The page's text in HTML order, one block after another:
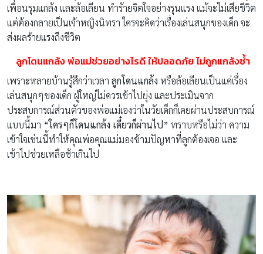
เพื่อนรุมแกล้ง และล้อเลียน ทำร้ายจิตใจอย่างรุนแรง แม้จะไม่เสียชีวิต
แต่ต้องกลายเป็นเจ้าหญิงนิทรา ใครจะคิดว่าเรื่องเล่นสนุกของเด็ก จะ
ส่งผลร้ายแรงถึงชีวิต
ลูกโดนแกล้ง พ่อแม่ช่วยอย่างไรดี ให้ปลอดภัย ไม่ถูกแกล้งซ้ำ
เพราะหลายบ้านรู้สึกว่าเวลา ลูกโดนแกล้ง หรือล้อเลียนเป็นแค่เรื่อง
เล่นสนุกๆของเด็ก ผู้ใหญ่ไม่ควรเข้าไปยุ่ง และประเมินจาก
ประสบการณ์ส่วนตัวของพ่อแม่เองว่าในวัยเด็กก็เคยผ่านประสบการณ์
แบบนี้มา “ใครๆก็โดนแกล้ง เดี๋ยวก็ผ่านไป” ทราบหรือไม่ว่า ความ
เข้าใจเช่นนี้ทำให้คุณพ่อคุณแม่มองข้ามปัญหาที่ลูกต้องเจอ และ
เข้าไปช่วยเหลือช้าเกินไป